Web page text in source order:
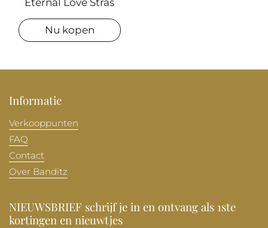
Nu kopen
Informatie
Verkooppunten
FAQ
Contact
Over Banditz
NIEUWSBRIEF schrijf je in en ontvang als 1ste
kortingen en nieuwtjes